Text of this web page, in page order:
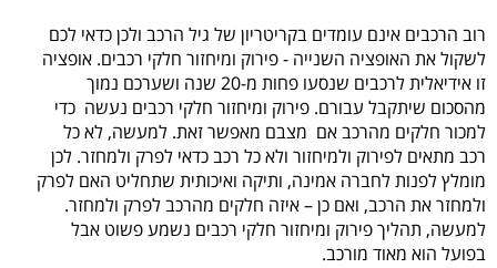
רוב הרכבים אינם עומדים בקריטריון של גיל הרכב ולכן כדאי לכם
לשקול את האופציה השנייה - פירוק ומיחזור חלקי רכבים. אופציה
זו אידיאלית לרכבים שנסעו פחות מ-20 שנה ושערכם נמוך
מהסכום שיתקבל עבורם. פירוק ומיחזור חלקי רכבים נעשה כדי
למכור חלקים מהרכב אם מצבם מאפשר זאת. למעשה, לא כל
רכב מתאים לפירוק ולמיחזור ולא כל רכב כדאי לפרק ולמחזר. לכן
מומלץ לפנות לחברה אמינה, ותיקה ואיכותית שתחליט האם לפרק
ולמחזר את הרכב, ואם כן – איזה חלקים מהרכב לפרק ולמחזר.
למעשה, תהליך פירוק ומיחזור חלקי רכבים נשמע פשוט אבל
בפועל הוא מאוד מורכב.